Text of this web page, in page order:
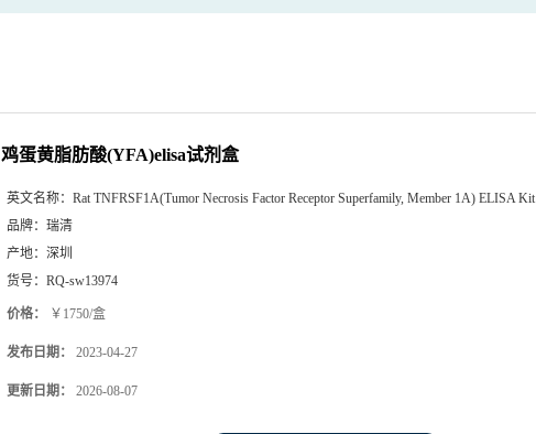
鸡蛋黄脂肪酸(YFA)elisa试剂盒
英文名称： Rat TNFRSF1A(Tumor Necrosis Factor Receptor Superfamily, Member 1A) ELISA Kit
品牌： 瑞清
产地： 深圳
货号： RQ-sw13974
价格： ￥1750/盒
发布日期： 2023-04-27
更新日期： 2026-08-07